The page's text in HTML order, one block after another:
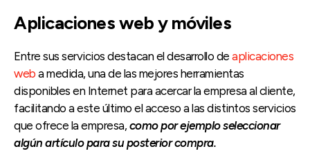
Aplicaciones web y móviles
Entre sus servicios destacan el desarrollo de aplicaciones
web a medida, una de las mejores herramientas
disponibles en Internet para acercar la empresa al cliente,
facilitando a este último el acceso a las distintos servicios
que ofrece la empresa, como por ejemplo seleccionar
algún artículo para su posterior compra.